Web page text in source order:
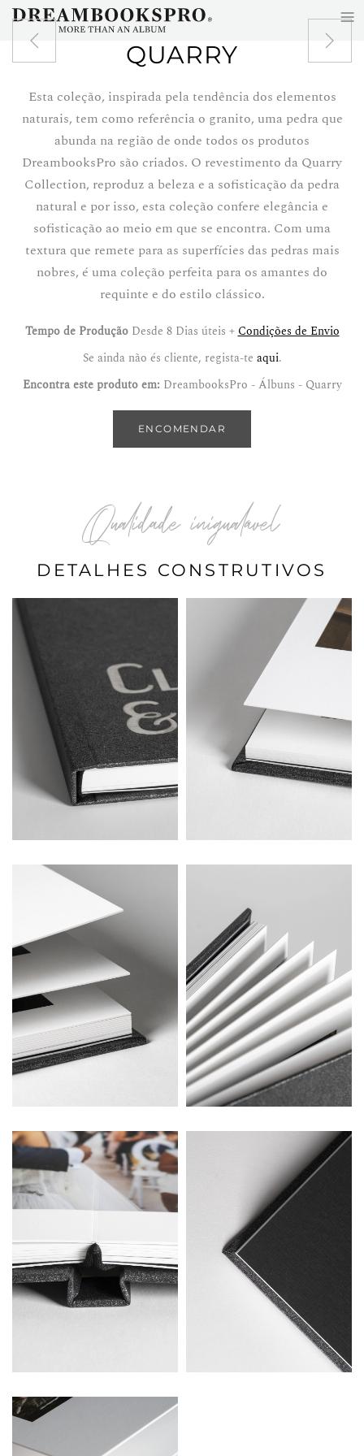
Saltar para o conteúdo principal
QUARRY
Esta coleção, inspirada pela tendência dos elementos
naturais, tem como referência o granito, uma pedra que
abunda na região de onde todos os produtos
DreambooksPro são criados. O revestimento da Quarry
Collection, reproduz a beleza e a sofisticação da pedra
natural e por isso, esta coleção confere elegância e
sofisticação ao meio em que se encontra. Com uma
textura que remete para as superfícies das pedras mais
nobres, é uma coleção perfeita para os amantes do
requinte e do estilo clássico.
Tempo de ProduçãoDesde 8 Dias úteis + Condições de Envio
Se ainda não és cliente, regista-te aqui.
Encontra este produto em: DreambooksPro - Álbuns - Quarry
ENCOMENDAR
Qualidade inigualável
DETALHES CONSTRUTIVOS
≡